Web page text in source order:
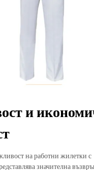
и
на работни жилетки с
значителна